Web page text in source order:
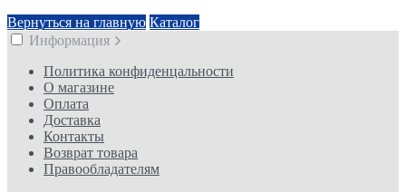
Вернуться на главную Каталог
Информация
Политика конфиденцальности
О магазине
Оплата
Доставка
Контакты
Возврат товара
Правообладателям